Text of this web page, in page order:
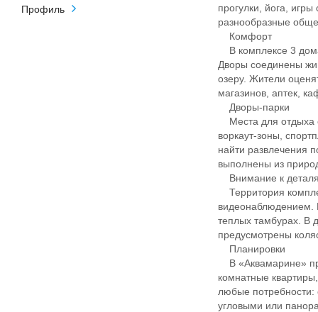
Профиль
прогулки, йога,
разнообразные
Комфорт
В комплексе 3
Дворы соединены
озеру. Жители
магазинов, аптек,
Дворы-парки
Места для отдыха
воркаут-зоны,
найти развлечения
выполнены из
Внимание к
Территория
видеонаблюдением.
теплых тамбурах. В
предусмотрены
Планировки
В «Аквамарине»
комнатные
любые потребности:
угловыми или